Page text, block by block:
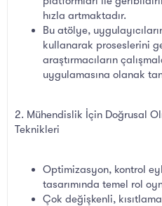
hızla artmaktadır.
Bu atölye,
kullanarak proseslerini
araştırmacıların
uygulamasına olanak
2. Mühendislik İçin Doğrusal
Teknikleri
Optimizasyon, kontrol
tasarımında temel rol
Çok değişkenli,